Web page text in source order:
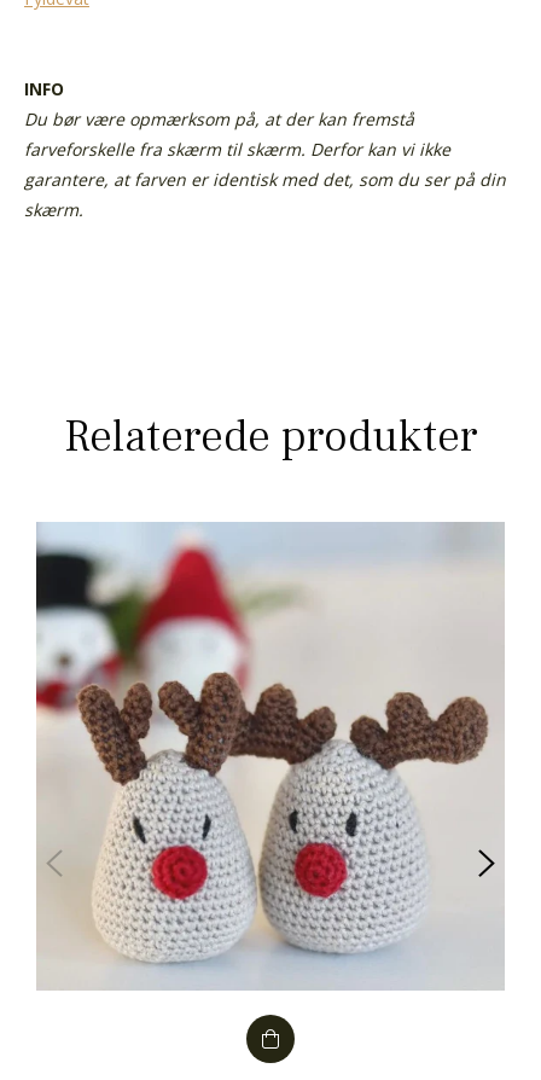
INFO
Du bør være opmærksom på, at der kan fremstå
farveforskelle fra skærm til skærm. Derfor kan vi ikke
garantere, at farven er identisk med det, som du ser på din
skærm.
Relaterede produkter